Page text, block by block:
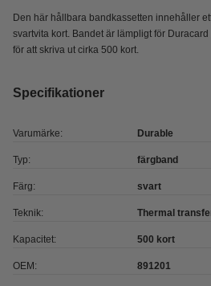
Den här hållbara bandkassetten innehåller
svartvita kort. Bandet är lämpligt för
för att skriva ut cirka 500 kort.
Specifikationer
Varumärke: Durable
Typ: färgband
Färg: svart
Teknik: Thermal
Kapacitet: 500 kort
OEM: 891201